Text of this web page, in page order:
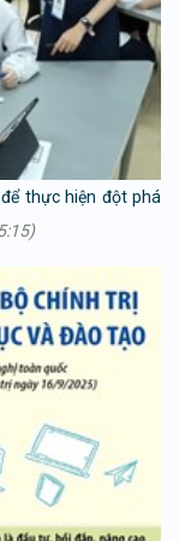
thực hiện đột phá